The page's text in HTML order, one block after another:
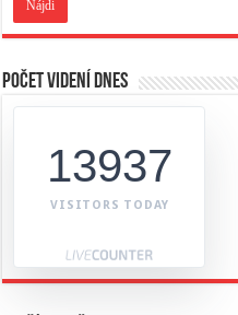
Počet videní dnes
13937
VISITORS TODAY